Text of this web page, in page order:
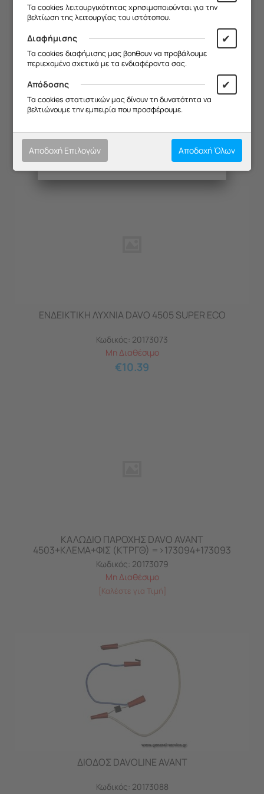
ΔΙΑΚΟΠΤΗΣ ΕΣΤΙΑΣ 450W DAVO 4503 ΟΒΑΛ
(ΚΤΡΓΘ)
Κωδικός:
20173040
Μη Διαθέσιμο
[Καλέστε για Τιμή]
ΕΝΔΕΙΚΤΙΚΗ ΛΥΧΝΙΑ DAVO 4505 SUPER ECO
Κωδικός: 20173073
Μη Διαθέσιμο
€10.39
ΚΑΛΩΔΙΟ ΠΑΡΟΧΗΣ DAVO AVANT
4503+ΚΛΕΜΑ+ΦΙΣ (ΚΤΡΓΘ) =>173094+173093
Κωδικός: 20173079
Μη Διαθέσιμο
[Καλέστε για Τιμή]
ΔΙΟΔΟΣ DAVOLINE AVANT
Κωδικός: 20173088
Τα cookies λειτουργικότητας χρησιμοποιούνται για την
βελτίωση της λειτουργίας του ιστότοπου.
Διαφήμισης ✔
Τα cookies διαφήμισης μας βοηθουν να προβάλουμε
περιεχομένο σχετικά με τα ενδιαφέροντα σας.
Απόδοσης ✔
Τα cookies στατιστικών μας δίνουν τη δυνατότητα να
βελτιώνουμε την εμπειρία που προσφέρουμε.
Αποδοχή Επιλογών Αποδοχή Όλων
Σας ευχαριστούμε για την
κατανόηση και σας ευχόμαστε καλό
καλοκαίρι!
Θα θέλαμε να σας ενημερώσουμε ότι
η επιχείρησή μας θα παραμείνει
κλειστή από13/08 έως και 18/08
Θα είμαστε ξανά κοντά σας από
19/08.
κατανόηση και σας ευχόμαστε καλό